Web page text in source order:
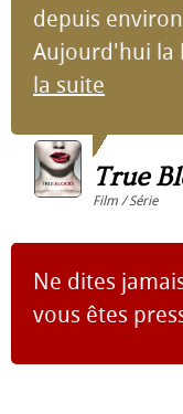
depuis
Aujourd'hui la
la suite
True
Film / Série
Ne dites
vous êtes